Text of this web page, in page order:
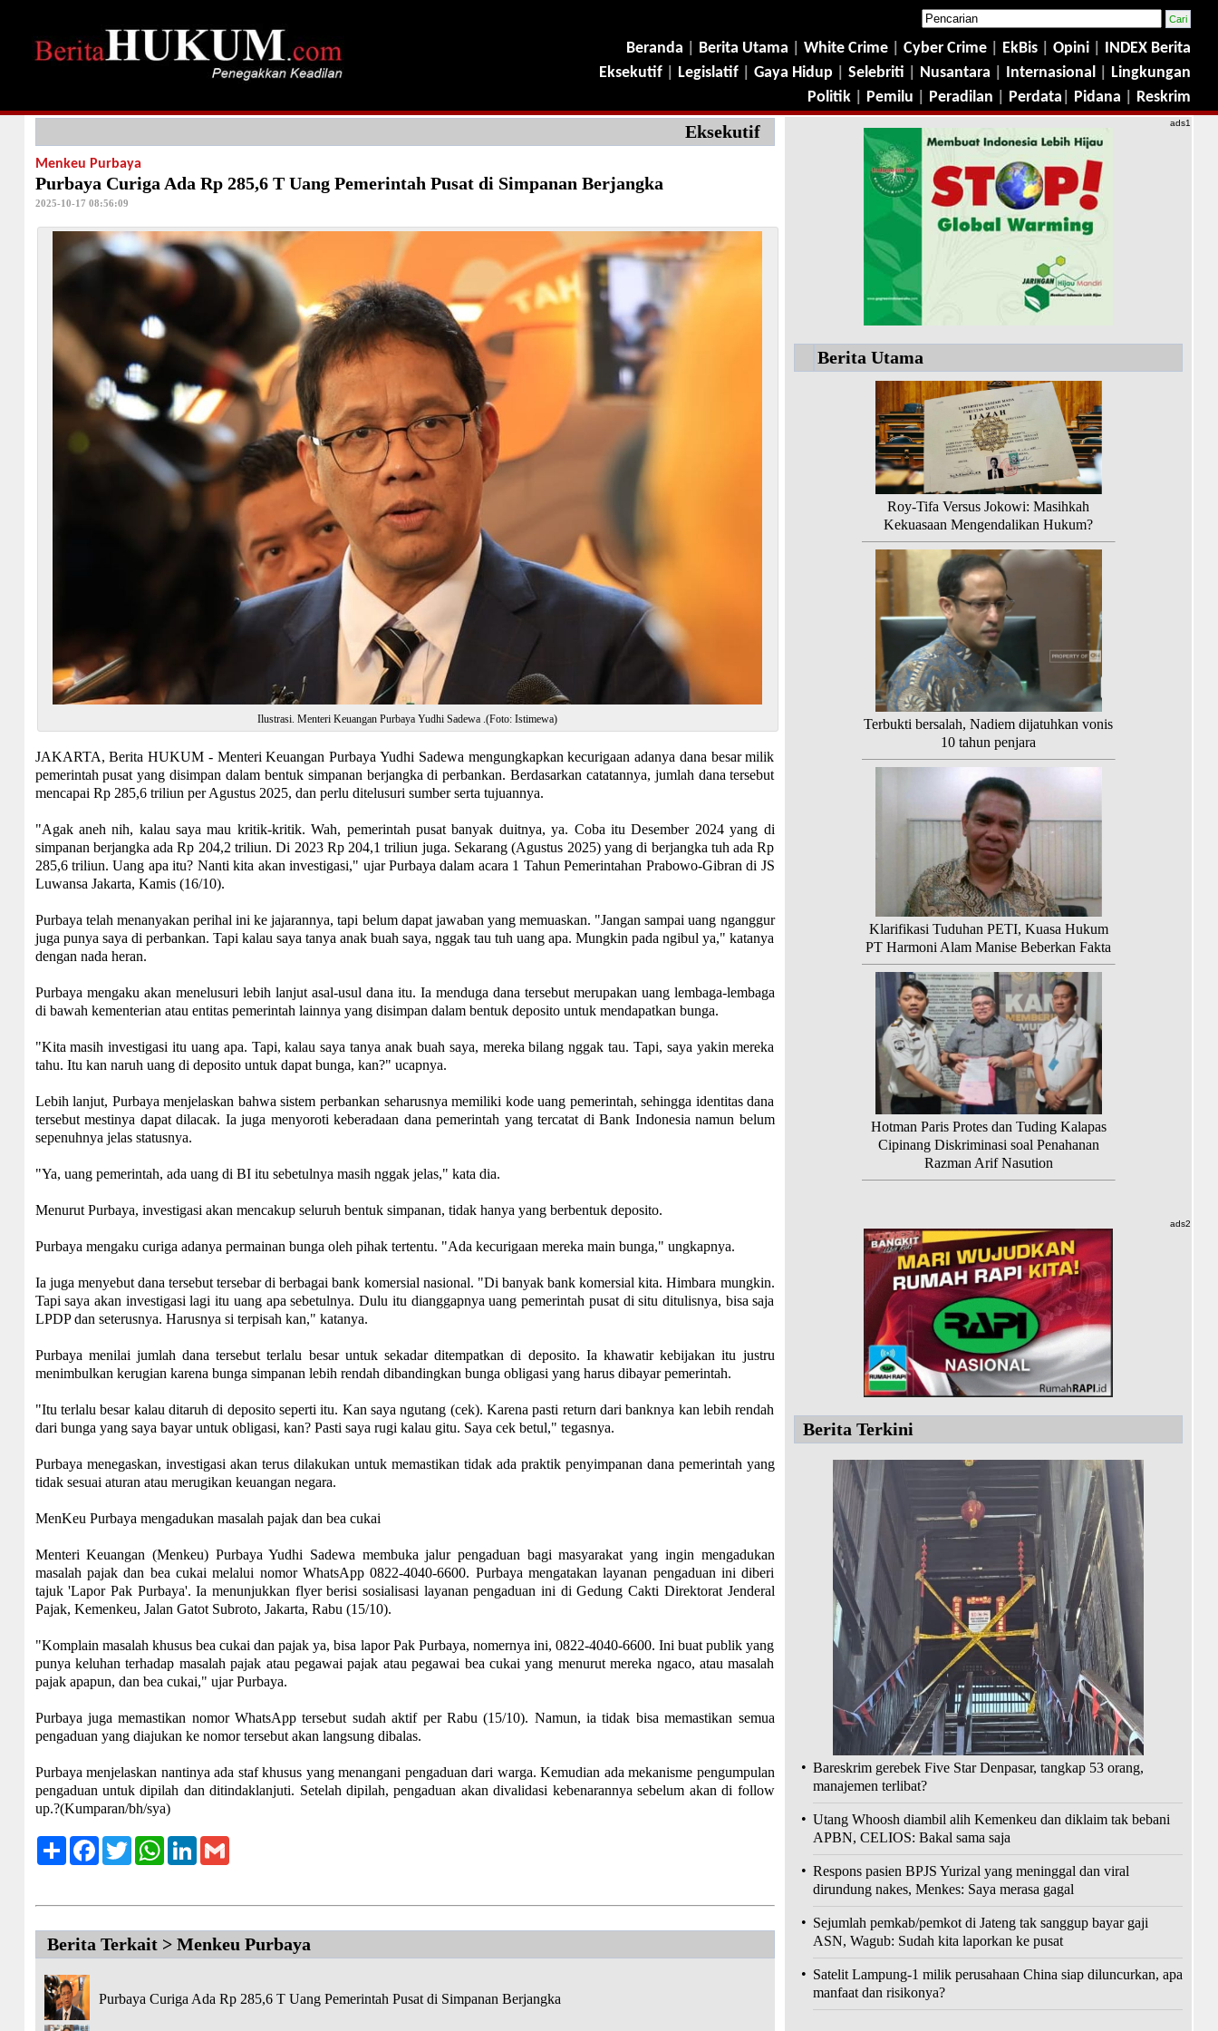
Beranda Berita Utama White Crime Cyber Crime EkBis Opini
INDEX Berita
Eksekutif
Legislatif Gaya Hidup Selebriti Nusantara Internasional
Lingkungan
Politik
Pemilu Peradilan Perdata Pidana Reskrim
Eksekutif
Menkeu Purbaya
Purbaya Curiga Ada Rp 285,6 T Uang Pemerintah Pusat di Simpanan Berjangka
2025-10-17 08:56:09
Ilustrasi. Menteri Keuangan Purbaya Yudhi Sadewa .(Foto: Istimewa)
JAKARTA, Berita HUKUM - Menteri Keuangan Purbaya Yudhi Sadewa mengungkapkan kecurigaan adanya dana besar milik
pemerintah pusat yang disimpan dalam bentuk simpanan berjangka di perbankan. Berdasarkan catatannya, jumlah dana tersebut
mencapai Rp 285,6 triliun per Agustus 2025, dan perlu ditelusuri sumber serta tujuannya.
"Agak aneh nih, kalau saya mau kritik-kritik. Wah, pemerintah pusat banyak duitnya, ya. Coba itu Desember 2024 yang di
simpanan berjangka ada Rp 204,2 triliun. Di 2023 Rp 204,1 triliun juga. Sekarang (Agustus 2025) yang di berjangka tuh ada Rp
285,6 triliun. Uang apa itu? Nanti kita akan investigasi," ujar Purbaya dalam acara 1 Tahun Pemerintahan Prabowo-Gibran di JS
Luwansa Jakarta, Kamis (16/10).
Purbaya telah menanyakan perihal ini ke jajarannya, tapi belum dapat jawaban yang memuaskan. "Jangan sampai uang nganggur
juga punya saya di perbankan. Tapi kalau saya tanya anak buah saya, nggak tau tuh uang apa. Mungkin pada ngibul ya," katanya
dengan nada heran.
Purbaya mengaku akan menelusuri lebih lanjut asal-usul dana itu. Ia menduga dana tersebut merupakan uang lembaga-lembaga
di bawah kementerian atau entitas pemerintah lainnya yang disimpan dalam bentuk deposito untuk mendapatkan bunga.
"Kita masih investigasi itu uang apa. Tapi, kalau saya tanya anak buah saya, mereka bilang nggak tau. Tapi, saya yakin mereka
tahu. Itu kan naruh uang di deposito untuk dapat bunga, kan?" ucapnya.
Lebih lanjut, Purbaya menjelaskan bahwa sistem perbankan seharusnya memiliki kode uang pemerintah, sehingga identitas dana
tersebut mestinya dapat dilacak. Ia juga menyoroti keberadaan dana pemerintah yang tercatat di Bank Indonesia namun belum
sepenuhnya jelas statusnya.
"Ya, uang pemerintah, ada uang di BI itu sebetulnya masih nggak jelas," kata dia.
Menurut Purbaya, investigasi akan mencakup seluruh bentuk simpanan, tidak hanya yang berbentuk deposito.
Purbaya mengaku curiga adanya permainan bunga oleh pihak tertentu. "Ada kecurigaan mereka main bunga," ungkapnya.
Ia juga menyebut dana tersebut tersebar di berbagai bank komersial nasional. "Di banyak bank komersial kita. Himbara mungkin.
Tapi saya akan investigasi lagi itu uang apa sebetulnya. Dulu itu dianggapnya uang pemerintah pusat di situ ditulisnya, bisa saja
LPDP dan seterusnya. Harusnya si terpisah kan," katanya.
Purbaya menilai jumlah dana tersebut terlalu besar untuk sekadar ditempatkan di deposito. Ia khawatir kebijakan itu justru
menimbulkan kerugian karena bunga simpanan lebih rendah dibandingkan bunga obligasi yang harus dibayar pemerintah.
"Itu terlalu besar kalau ditaruh di deposito seperti itu. Kan saya ngutang (cek). Karena pasti return dari banknya kan lebih rendah
dari bunga yang saya bayar untuk obligasi, kan? Pasti saya rugi kalau gitu. Saya cek betul," tegasnya.
Purbaya menegaskan, investigasi akan terus dilakukan untuk memastikan tidak ada praktik penyimpanan dana pemerintah yang
tidak sesuai aturan atau merugikan keuangan negara.
MenKeu Purbaya mengadukan masalah pajak dan bea cukai
Menteri Keuangan (Menkeu) Purbaya Yudhi Sadewa membuka jalur pengaduan bagi masyarakat yang ingin mengadukan
masalah pajak dan bea cukai melalui nomor WhatsApp 0822-4040-6600. Purbaya mengatakan layanan pengaduan ini diberi
tajuk 'Lapor Pak Purbaya'. Ia menunjukkan flyer berisi sosialisasi layanan pengaduan ini di Gedung Cakti Direktorat Jenderal
Pajak, Kemenkeu, Jalan Gatot Subroto, Jakarta, Rabu (15/10).
"Komplain masalah khusus bea cukai dan pajak ya, bisa lapor Pak Purbaya, nomernya ini, 0822-4040-6600. Ini buat publik yang
punya keluhan terhadap masalah pajak atau pegawai pajak atau pegawai bea cukai yang menurut mereka ngaco, atau masalah
pajak apapun, dan bea cukai," ujar Purbaya.
Purbaya juga memastikan nomor WhatsApp tersebut sudah aktif per Rabu (15/10). Namun, ia tidak bisa memastikan semua
pengaduan yang diajukan ke nomor tersebut akan langsung dibalas.
Purbaya menjelaskan nantinya ada staf khusus yang menangani pengaduan dari warga. Kemudian ada mekanisme pengumpulan
pengaduan untuk dipilah dan ditindaklanjuti. Setelah dipilah, pengaduan akan divalidasi kebenarannya sebelum akan di follow
up.?(Kumparan/bh/sya)
ShareFacebook
TwitterWhatsApp
LinkedInGmail
Berita Terkait > Menkeu Purbaya
Purbaya Curiga Ada Rp 285,6 T Uang Pemerintah Pusat di Simpanan Berjangka
ads1
Berita Utama
Roy-Tifa Versus Jokowi: Masihkah
Kekuasaan Mengendalikan Hukum?
Terbukti bersalah, Nadiem dijatuhkan vonis
10 tahun penjara
Klarifikasi Tuduhan PETI, Kuasa Hukum
PT Harmoni Alam Manise Beberkan Fakta
Hotman Paris Protes dan Tuding Kalapas
Cipinang Diskriminasi soal Penahanan
Razman Arif Nasution
ads2
Berita Terkini
• Bareskrim gerebek Five Star Denpasar, tangkap 53 orang,
manajemen terlibat?
• Utang Whoosh diambil alih Kemenkeu dan diklaim tak bebani
APBN, CELIOS: Bakal sama saja
• Respons pasien BPJS Yurizal yang meninggal dan viral
dirundung nakes, Menkes: Saya merasa gagal
• Sejumlah pemkab/pemkot di Jateng tak sanggup bayar gaji
ASN, Wagub: Sudah kita laporkan ke pusat
• Satelit Lampung-1 milik perusahaan China siap diluncurkan, apa
manfaat dan risikonya?